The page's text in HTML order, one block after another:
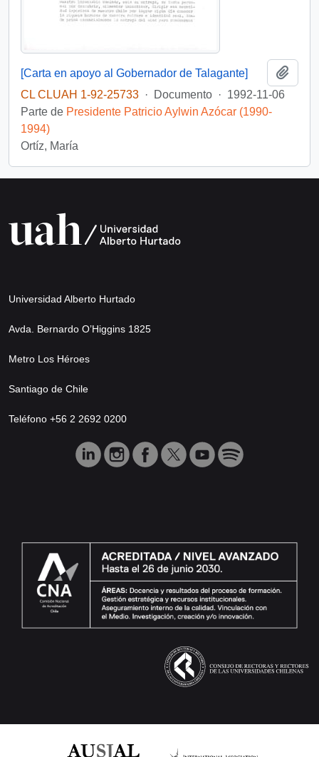
[Carta en apoyo al Gobernador de Talagante]
CL CLUAH 1-92-25733 · Documento · 1992-11-06
Parte de Presidente Patricio Aylwin Azócar (1990-
1994)
Ortíz, María
Universidad Alberto Hurtado
Avda. Bernardo O’Higgins 1825
Metro Los Héroes
Santiago de Chile
Teléfono +56 2 2692 0200